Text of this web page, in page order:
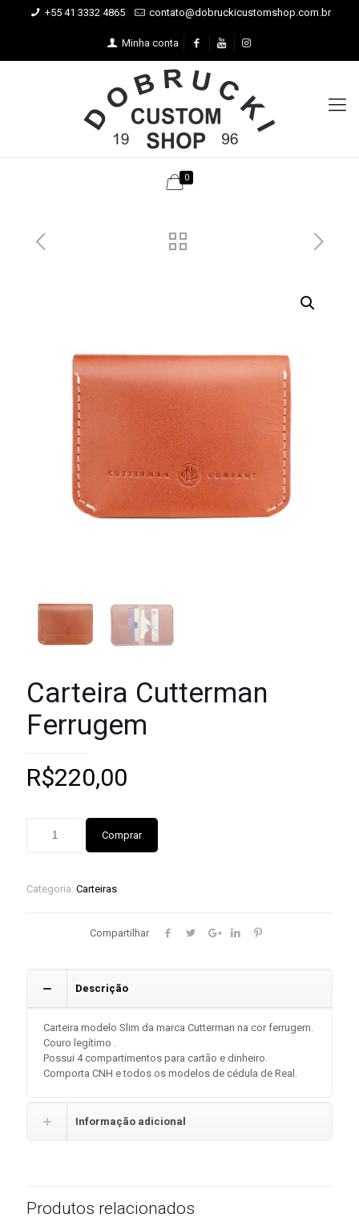
+55 41 3332 4865 contato@dobruckicustomshop.com.br
Minha conta
0
Carteira Cutterman
Ferrugem
R$220,00
Comprar
Categoria: Carteiras
Compartilhar
Descrição
Carteira modelo Slim da marca Cutterman na cor ferrugem.
Couro legítimo .
Possui 4 compartimentos para cartão e dinheiro.
Comporta CNH e todos os modelos de cédula de Real.
Informação adicional
Produtos relacionados